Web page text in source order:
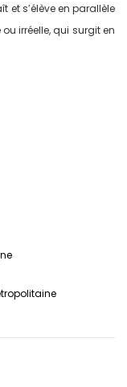
s’élève en parallèle
irréelle, qui surgit en